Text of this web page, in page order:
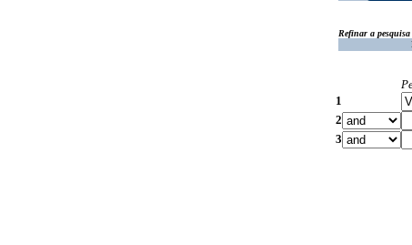
Refinar a pesquisa
1
2
3